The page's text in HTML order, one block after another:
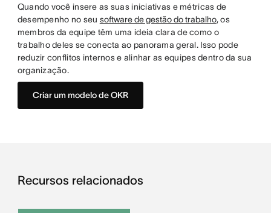
Quando você insere as suas iniciativas e métricas de
desempenho no seu software de gestão do trabalho, os
membros da equipe têm uma ideia clara de como o
trabalho deles se conecta ao panorama geral. Isso pode
reduzir conflitos internos e alinhar as equipes dentro da sua
organização.
Criar um modelo de OKR
Recursos relacionados